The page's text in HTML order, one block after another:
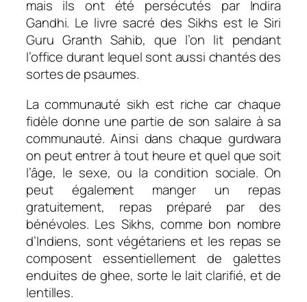
mais ils ont été persécutés par Indira
Gandhi. Le livre sacré des Sikhs est le Siri
Guru Granth Sahib, que l’on lit pendant
l’office durant lequel sont aussi chantés des
sortes de psaumes.
La communauté sikh est riche car chaque
fidèle donne une partie de son salaire à sa
communauté. Ainsi dans chaque gurdwara
on peut entrer à tout heure et quel que soit
l’âge, le sexe, ou la condition sociale. On
peut également manger un repas
gratuitement, repas préparé par des
bénévoles. Les Sikhs, comme bon nombre
d’Indiens, sont végétariens et les repas se
composent essentiellement de galettes
enduites de ghee, sorte le lait clarifié, et de
lentilles.